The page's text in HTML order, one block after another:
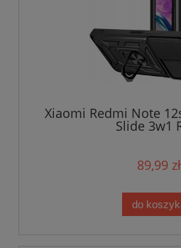
Xiaomi Redmi Note
Slide 3w1
89,99 zł
do